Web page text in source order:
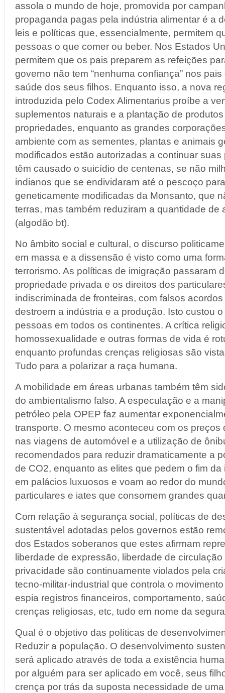
assola o mundo de hoje, promovida por
propaganda pagas pela indústria alimentar é a
leis e políticas que, essencialmente, permitem
pessoas o que comer ou beber. Nos Estados
permitem que os pais preparem as refeições
governo não tem “nenhuma confiança” nos
saúde dos seus filhos. Enquanto isso, a nova
introduzida pelo Codex Alimentarius proíbe a
suplementos naturais e a plantação de
propriedades, enquanto as grandes
ambiente com as sementes, plantas e animais
modificados estão autorizadas a continuar suas
têm causado o suicídio de centenas, se não
indianos que se endividaram até o pescoço
geneticamente modificadas da Monsanto, que
terras, mas também reduziram a quantidade de
(algodão bt).
No âmbito social e cultural, o discurso
em massa e a dissensão é visto como uma
terrorismo. As políticas de imigração passaram
propriedade privada e os direitos dos
indiscriminada de fronteiras, com falsos
destroem a indústria e a produção. Isto custou
pessoas em todos os continentes. A crítica
homossexualidade e outras formas de vida é
enquanto profundas crenças religiosas são
Tudo para a polarizar a raça humana.
A mobilidade em áreas urbanas também têm
do ambientalismo falso. A especulação e a
petróleo pela OPEP faz aumentar
transporte. O mesmo aconteceu com os preços
nas viagens de automóvel e a utilização de
recomendados para reduzir dramaticamente a
de CO2, enquanto as elites que pedem o fim
em palácios luxuosos e voam ao redor do
particulares e iates que consomem grandes
Com relação à segurança social, políticas de
sustentável adotadas pelos governos estão
dos Estados soberanos que estes afirmam
liberdade de expressão, liberdade de
privacidade são continuamente violados pela
tecno-militar-industrial que controla o
espia registros financeiros, comportamento,
crenças religiosas, etc, tudo em nome da
Qual é o objetivo das políticas de
Reduzir a população. O desenvolvimento
será aplicado através de toda a existência
por alguém para ser aplicado em você, seus
crença por trás da suposta necessidade de